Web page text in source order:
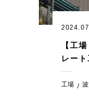
【工
レート
工場